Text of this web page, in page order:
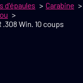
d'épaules
Carabine
.308 Win. 10 coups